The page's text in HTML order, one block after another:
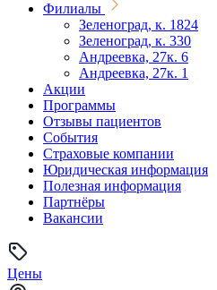
Филиалы
Зеленоград, к. 1824
Зеленоград, к. 330
Андреевка, 27к. 6
Андреевка, 27к. 1
Акции
Программы
Отзывы пациентов
События
Страховые компании
Юридическая информация
Полезная информация
Партнёры
Вакансии
Цены